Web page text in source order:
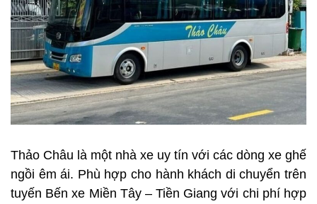
Thảo Châu là một nhà xe uy tín với các dòng xe ghế
ngồi êm ái. Phù hợp cho hành khách di chuyển trên
tuyến Bến xe Miền Tây – Tiền Giang với chi phí hợp